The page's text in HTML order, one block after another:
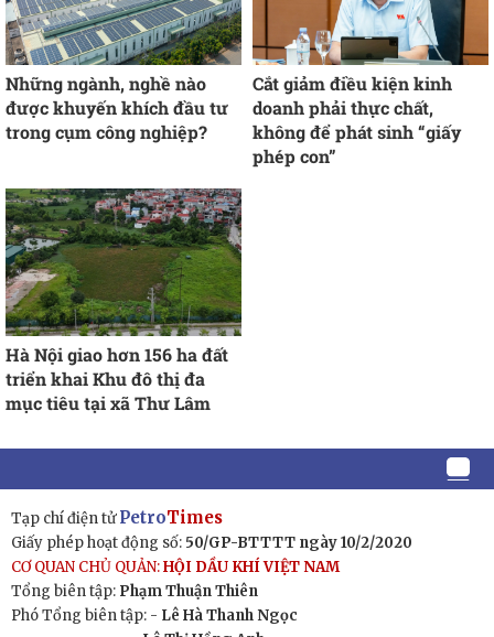
Những ngành, nghề nào
được khuyến khích đầu tư
trong cụm công nghiệp?
Cắt giảm điều kiện kinh
doanh phải thực chất,
không để phát sinh “giấy
phép con”
Hà Nội giao hơn 156 ha đất
triển khai Khu đô thị đa
mục tiêu tại xã Thư Lâm
Tạp chí điện tửPetroTimes
Giấy phép hoạt động số: 50/GP-BTTTT ngày 10/2/2020
CƠ QUAN CHỦ QUẢN:HỘI DẦU KHÍ VIỆT NAM
Tổng biên tập: Phạm Thuận Thiên
Phó Tổng biên tập: - Lê Hà Thanh Ngọc